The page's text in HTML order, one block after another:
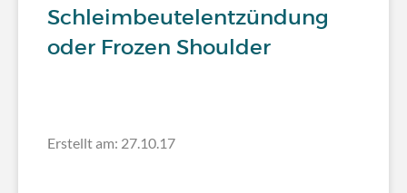
Schleimbeutelentzündung
oder Frozen Shoulder
Erstellt am: 27.10.17